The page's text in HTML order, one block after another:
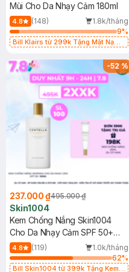
Mùi Cho Da Nhạy Cảm 180ml
4.8 (148)
1.8k/tháng
9%
Bill Klairs từ 299k Tặng Mặt Nạ
25ml (SL Có Hạn)
-52%
237.000 ₫495.000 ₫
Skin1004
Kem Chống Nắng Skin1004
Cho Da Nhạy Cảm SPF 50+
50ml
4.8 (119)
1.0k/tháng
62%
Bill Skin1004 từ 399k Tặng Kem